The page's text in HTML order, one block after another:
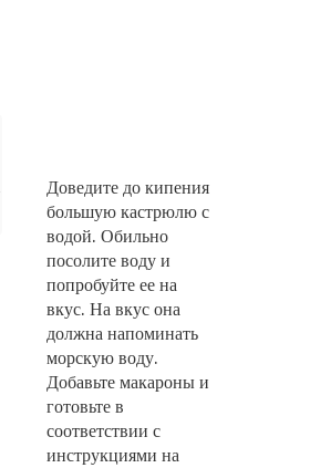
Доведите до кипения
большую кастрюлю с
водой. Обильно
посолите воду и
попробуйте ее на
вкус. На вкус она
должна напоминать
морскую воду.
Добавьте макароны и
готовьте в
соответствии с
инструкциями на